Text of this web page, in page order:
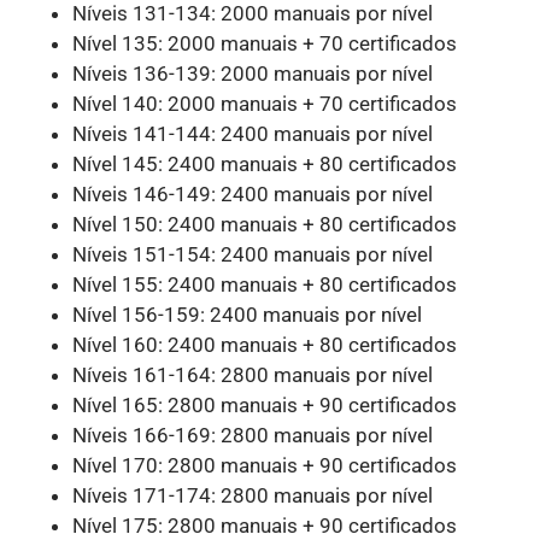
Níveis 131-134: 2000 manuais por nível
Nível 135: 2000 manuais + 70 certificados
Níveis 136-139: 2000 manuais por nível
Nível 140: 2000 manuais + 70 certificados
Níveis 141-144: 2400 manuais por nível
Nível 145: 2400 manuais + 80 certificados
Níveis 146-149: 2400 manuais por nível
Nível 150: 2400 manuais + 80 certificados
Níveis 151-154: 2400 manuais por nível
Nível 155: 2400 manuais + 80 certificados
Nível 156-159: 2400 manuais por nível
Nível 160: 2400 manuais + 80 certificados
Níveis 161-164: 2800 manuais por nível
Nível 165: 2800 manuais + 90 certificados
Níveis 166-169: 2800 manuais por nível
Nível 170: 2800 manuais + 90 certificados
Níveis 171-174: 2800 manuais por nível
Nível 175: 2800 manuais + 90 certificados